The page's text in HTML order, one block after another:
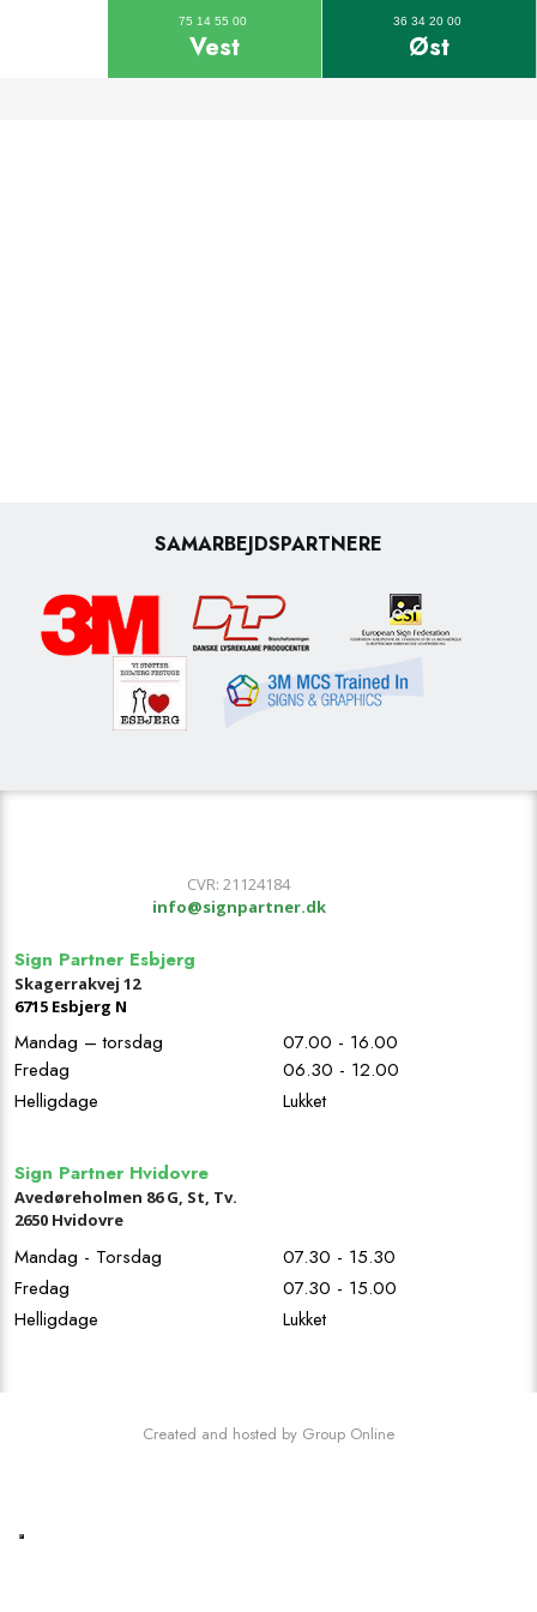
75 14 55 00
Vest
36 34 20 00
Øst
SAMARBEJDSPARTNERE
​CVR: 21124184
info@signpartner.dk
Sign Partner Esbjerg
Skagerrakvej 12
67​15 Esbjerg N
Mandag – torsdag
07.00 - 16.00
Fredag
06.30 - 12.00
Helligdage
Lukket
Sign Partner Hvidovre
Avedøreholmen 86 G, St, Tv.
2650 Hvidovre
Mandag - Torsdag
07.30 - 15.30
Fredag
07.30 - 15.00
Helligdage
Lukket
Created and hosted by Group Online